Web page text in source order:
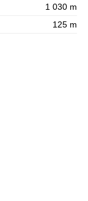
1 030 m
125 m